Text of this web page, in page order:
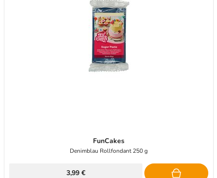
FunCakes
Denimblau Rollfondant 250 g
3,99 €